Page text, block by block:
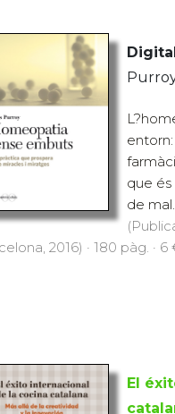
que
de
2016) · 180 pàg. · 6
El